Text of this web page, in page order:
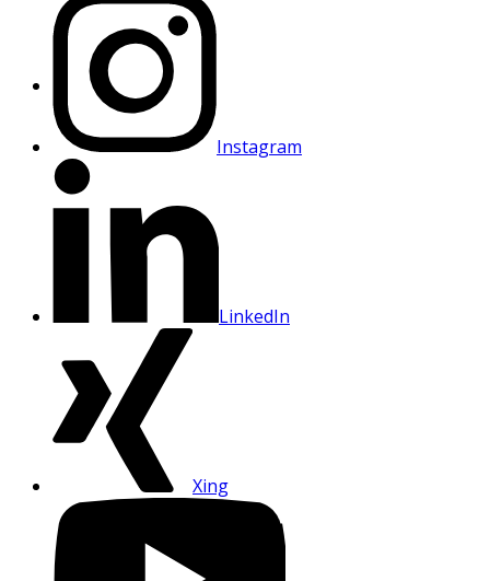
Instagram
LinkedIn
Xing